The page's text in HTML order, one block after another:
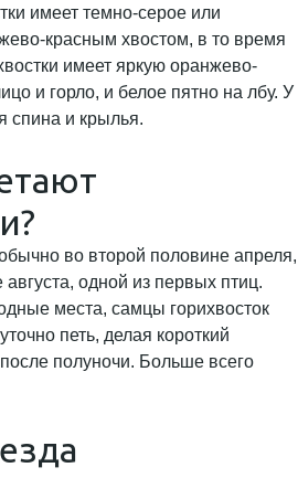
имеет темно-серое или
красным хвостом, в то время
имеет яркую оранжево-
и горло, и белое пятно на лбу. У
спина и крылья.
во второй половине апреля,
августа, одной из первых птиц.
места, самцы горихвосток
петь, делая короткий
полуночи. Больше всего